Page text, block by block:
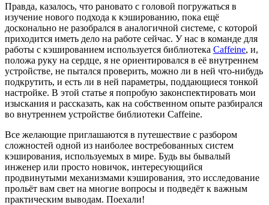
Правда, казалось, что рановато с головой погружаться в
изучение нового подхода к кэшированию, пока ещё
досконально не разобрался в аналогичной системе, с которой
приходится иметь дело на работе сейчас. У нас в команде для
работы с кэшированием используется библиотека Caffeine, и,
положа руку на сердце, я не ориентировался в её внутреннем
устройстве, не пытался проверить, можно ли в ней что-нибудь
подкрутить, и есть ли в ней параметры, поддающиеся тонкой
настройке. В этой статье я попробую законспектировать мои
изыскания и рассказать, как на собственном опыте разбирался
во внутреннем устройстве библиотеки Caffeine.
Все желающие приглашаются в путешествие с разбором
сложностей одной из наиболее востребованных систем
кэширования, используемых в мире. Будь вы бывалый
инженер или просто новичок, интересующийся
продвинутыми механизмами кэширования, это исследование
прольёт вам свет на многие вопросы и подведёт к важным
практическим выводам. Поехали!